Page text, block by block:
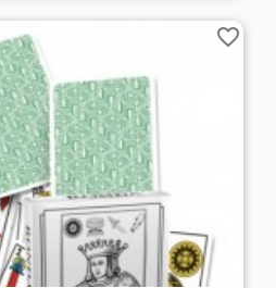
favorite_border